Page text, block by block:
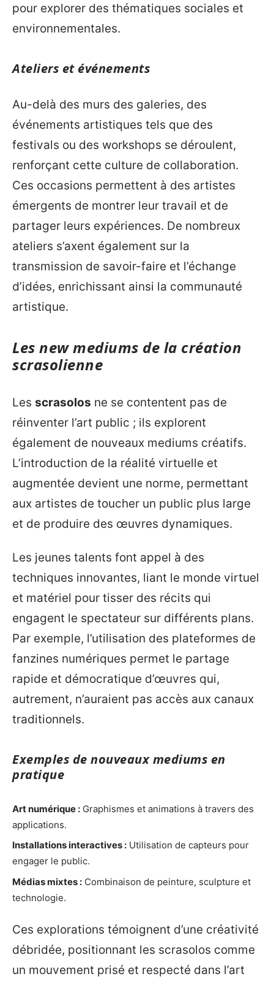
pour explorer des thématiques sociales et
environnementales.
Ateliers et événements
Au-delà des murs des galeries, des
événements artistiques tels que des
festivals ou des workshops se déroulent,
renforçant cette culture de collaboration.
Ces occasions permettent à des artistes
émergents de montrer leur travail et de
partager leurs expériences. De nombreux
ateliers s’axent également sur la
transmission de savoir-faire et l’échange
d’idées, enrichissant ainsi la communauté
artistique.
Les new mediums de la création
scrasolienne
Les scrasolos ne se contentent pas de
réinventer l’art public ; ils explorent
également de nouveaux mediums créatifs.
L’introduction de la réalité virtuelle et
augmentée devient une norme, permettant
aux artistes de toucher un public plus large
et de produire des œuvres dynamiques.
Les jeunes talents font appel à des
techniques innovantes, liant le monde virtuel
et matériel pour tisser des récits qui
engagent le spectateur sur différents plans.
Par exemple, l’utilisation des plateformes de
fanzines numériques permet le partage
rapide et démocratique d’œuvres qui,
autrement, n’auraient pas accès aux canaux
traditionnels.
Exemples de nouveaux mediums en
pratique
Art numérique : Graphismes et animations à travers des
applications.
Installations interactives : Utilisation de capteurs pour
engager le public.
Médias mixtes : Combinaison de peinture, sculpture et
technologie.
Ces explorations témoignent d’une créativité
débridée, positionnant les scrasolos comme
un mouvement prisé et respecté dans l’art